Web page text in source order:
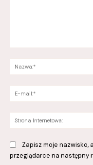
Zapisz moje
przeglądarce na następny